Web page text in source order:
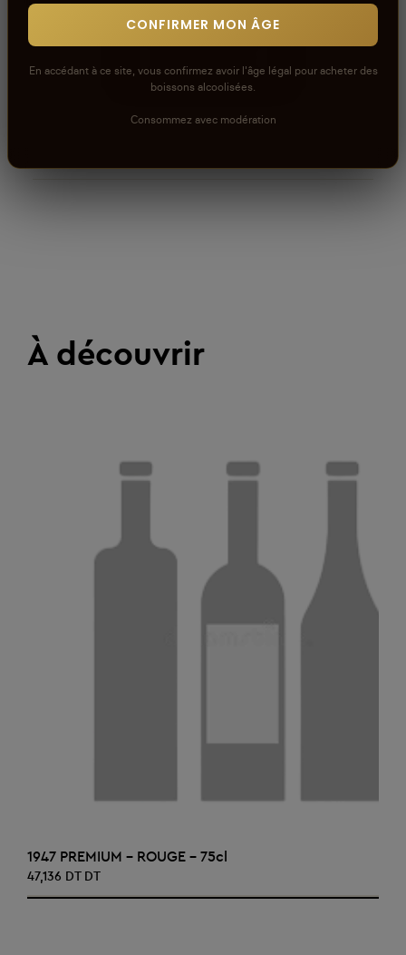
À découvrir
AJOUTER AU PANIER
1947 PREMIUM - ROUGE - 75cl
47,136 DT DT
CONFIRMER MON ÂGE
En accédant à ce site, vous confirmez avoir l'âge légal pour acheter des
boissons alcoolisées.
Consommez avec modération